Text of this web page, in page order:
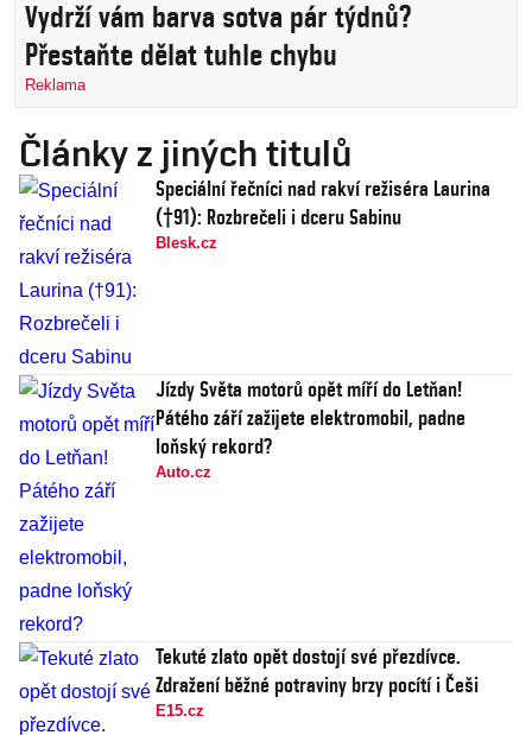
Vydrží vám barva sotva pár týdnů?
Přestaňte dělat tuhle chybu
Reklama
Články z jiných titulů
Speciální řečníci nad rakví režiséra Laurina
(†91): Rozbrečeli i dceru Sabinu
Blesk.cz
Jízdy Světa motorů opět míří do Letňan!
Pátého září zažijete elektromobil, padne
loňský rekord?
Auto.cz
Tekuté zlato opět dostojí své přezdívce.
Zdražení běžné potraviny brzy pocítí i Češi
E15.cz